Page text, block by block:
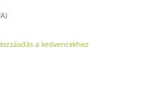
a kedvencekhez